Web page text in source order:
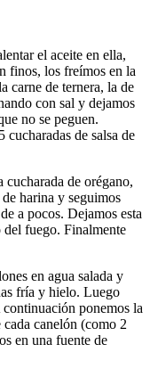
el aceite en ella,
finos, los freímos en la
carne de ternera, la de
con sal y dejamos
no se peguen.
cucharadas de salsa de
de orégano,
harina y seguimos
a pocos. Dejamos esta
fuego. Finalmente
en agua salada y
fría y hielo. Luego
ponemos la
canelón (como 2
en una fuente de